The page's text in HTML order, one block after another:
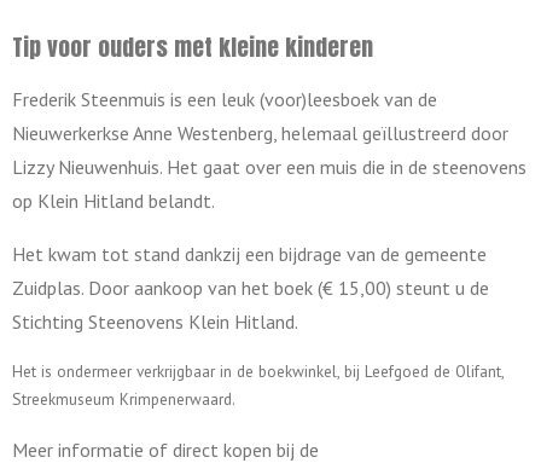
Tip voor ouders met kleine kinderen
Frederik Steenmuis is een leuk (voor)leesboek van de
Nieuwerkerkse Anne Westenberg, helemaal geïllustreerd door
Lizzy Nieuwenhuis. Het gaat over een muis die in de steenovens
op Klein Hitland belandt.
Het kwam tot stand dankzij een bijdrage van de gemeente
Zuidplas. Door aankoop van het boek (€ 15,00) steunt u de
Stichting Steenovens Klein Hitland.
Het is ondermeer verkrijgbaar in de boekwinkel, bij Leefgoed de Olifant,
Streekmuseum Krimpenerwaard.
Meer informatie of direct kopen bij de